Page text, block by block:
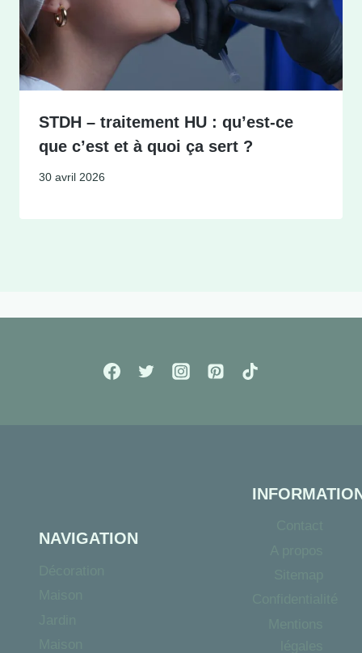
STDH – traitement HU : qu’est-ce
que c’est et à quoi ça sert ?
30 avril 2026
NAVIGATION